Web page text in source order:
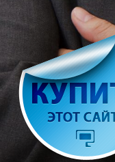
Перейти
к
содержимому